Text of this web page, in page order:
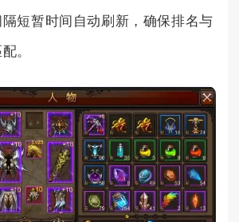
短暂时间自动刷新，确保排名与
。